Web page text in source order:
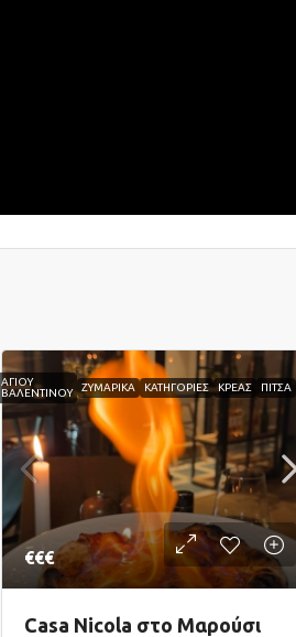
ΑΓΙΟΥ
ΒΑΛΕΝΤΙΝΟΥ
ΖΥΜΑΡΙΚΑ ΚΑΤΗΓΟΡΙΕΣ ΚΡΕΑΣ ΠΙΤΣΑ
€€€
Casa Nicola στο Μαρούσι